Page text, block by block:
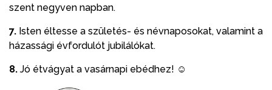
szent negyven napban.
7. Isten éltesse a születés- és névnaposokat, valamint a
házassági évfordulót jubilálókat.
8. Jó étvágyat a vasárnapi ebédhez! ☺